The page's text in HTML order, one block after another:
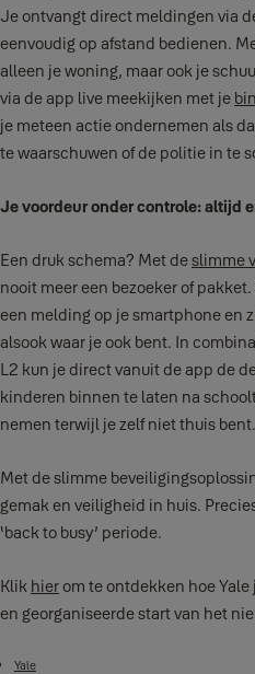
Je ontvangt direct meldingen via
eenvoudig op afstand bedienen.
alleen je woning, maar ook je
via de app live meekijken met je
je meteen actie ondernemen als
te waarschuwen of de politie in te
Je voordeur onder controle: altijd
Een druk schema? Met deslimme
nooit meer een bezoeker of
een melding op je smartphone en
alsook waar je ook bent. In
L2 kun je direct vanuit de app de
kinderen binnen te laten na
nemen terwijl je zelf niet thuis bent.
Met de slimme
gemak en veiligheid in huis.
‘back to busy’ periode.
Klik hierom te ontdekken hoe
en georganiseerde start van het
Yale